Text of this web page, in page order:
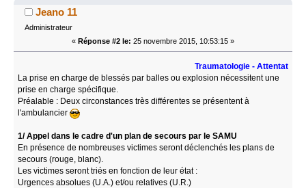
Jeano 11
Administrateur
« Réponse #2 le: 25 novembre 2015, 10:53:15 »
Traumatologie - Attentats - Rôle de
La prise en charge de blessés par balles ou explosion nécessitent une
prise en charge spécifique.
Préalable : Deux circonstances très différentes se présentent à
l'ambulancier
1/ Appel dans le cadre d'un plan de secours par le SAMU
En présence de nombreuses victimes seront déclenchés les plans de
secours (rouge, blanc).
Les victimes seront triés en fonction de leur état :
Urgences absolues (U.A.) et/ou relatives (U.R.)